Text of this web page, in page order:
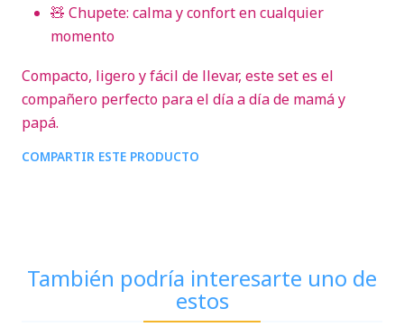
🧸 Chupete: calma y confort en cualquier
momento
Compacto, ligero y fácil de llevar, este set es el
compañero perfecto para el día a día de mamá y
papá.
COMPARTIR ESTE PRODUCTO
También podría interesarte uno de
estos